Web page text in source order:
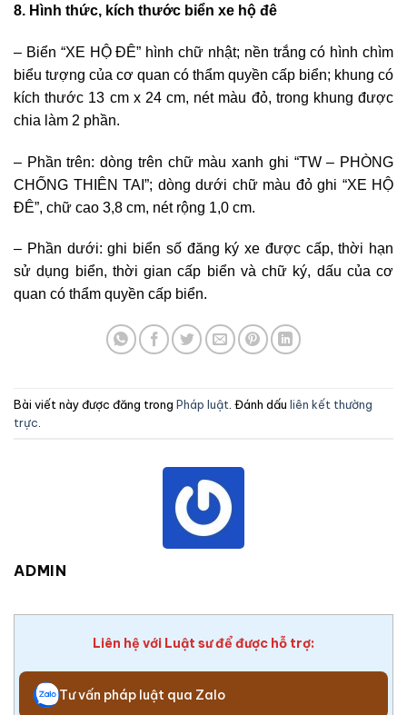
8. Hình thức, kích thước biển xe hộ đê
– Biển “XE HỘ ĐÊ” hình chữ nhật; nền trắng có hình chìm
biểu tượng của cơ quan có thẩm quyền cấp biển; khung có
kích thước 13 cm x 24 cm, nét màu đỏ, trong khung được
chia làm 2 phần.
– Phần trên: dòng trên chữ màu xanh ghi “TW – PHÒNG
CHỐNG THIÊN TAI”; dòng dưới chữ màu đỏ ghi “XE HỘ
ĐÊ”, chữ cao 3,8 cm, nét rộng 1,0 cm.
– Phần dưới: ghi biển số đăng ký xe được cấp, thời hạn
sử dụng biển, thời gian cấp biển và chữ ký, dấu của cơ
quan có thẩm quyền cấp biển.
Bài viết này được đăng trong Pháp luật . Đánh dấu liên kết thường
trực
ADMIN
Liên hệ với Luật sư để được hỗ trợ:
Tư vấn pháp luật qua Zalo